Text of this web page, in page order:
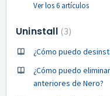
Ver los 6 artículos
Uninstall 3
¿Cómo puedo
¿Cómo puedo
anteriores de Nero?